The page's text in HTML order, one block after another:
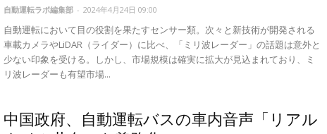
自動運転ラボ編集部 - 2024年4月24日 09:00
自動運転において目の役割を果たすセンサー類。次々と新技術が開発される
車載カメラやLiDAR（ライダー）に比べ、「ミリ波レーダー」の話題は意外と
少ない印象を受ける。しかし、市場規模は確実に拡大が見込まれており、ミ
リ波レーダーも有望市場...
中国政府、自動運転バスの車内音声「リアル